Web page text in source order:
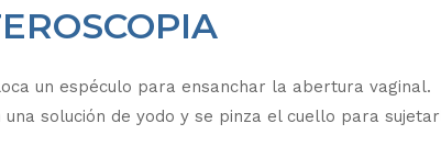
un espéculo para ensanchar la abertura vaginal.
solución de yodo y se pinza el cuello para